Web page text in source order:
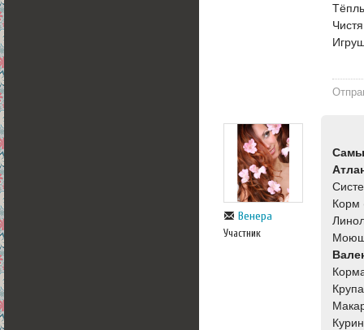
Венера
Участник
Корм